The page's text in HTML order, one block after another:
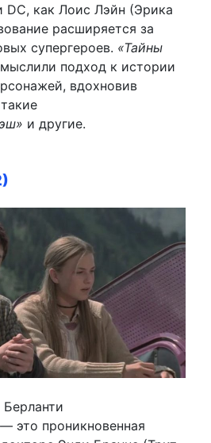
как Лоис Лэйн (Эрика
расширяется за
супергероев. «Тайны
подход к истории
вдохновив
и другие.
— это проникновенная